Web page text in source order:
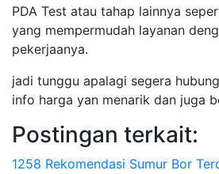
PDA Test atau tahap lainnya
yang mempermudah layanan
pekerjaanya.
jadi tunggu apalagi segera
info harga yan menarik dan juga
Postingan terkait:
1258 Rekomendasi Sumur Bor